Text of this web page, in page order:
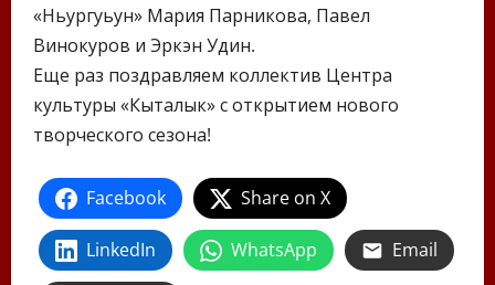
«Ньургуьун» Мария Парникова, Павел
Винокуров и Эркэн Удин.
Еще раз поздравляем коллектив Центра
культуры «Кыталык» с открытием нового
творческого сезона!
Facebook Share on X
LinkedIn WhatsApp Email